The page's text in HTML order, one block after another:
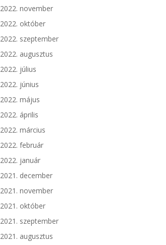
2022. november
2022. október
2022. szeptember
2022. augusztus
2022. július
2022. június
2022. május
2022. április
2022. március
2022. február
2022. január
2021. december
2021. november
2021. október
2021. szeptember
2021. augusztus